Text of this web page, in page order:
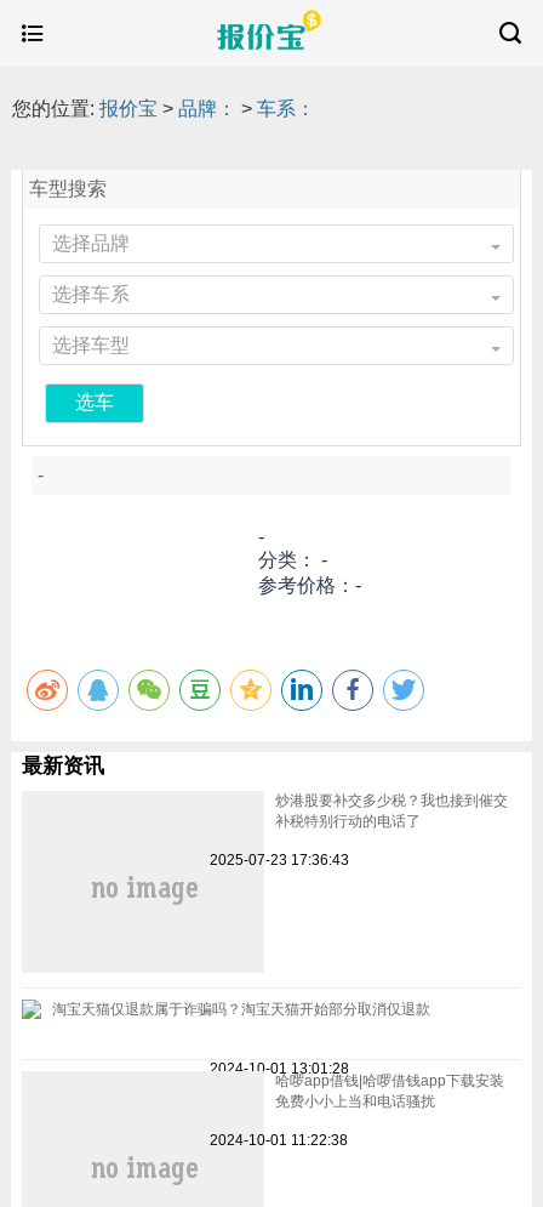
您的位置: 报价宝 > 品牌： > 车系：
车型搜索
选择品牌
选择车系
选择车型
选车
-
-
分类： -
参考价格：-
最新资讯
炒港股要补交多少税？我也接到催交
补税特别行动的电话了
2025-07-23 17:36:43
淘宝天猫仅退款属于诈骗吗？淘宝天猫开始部分取消仅退款
2024-10-01 13:01:28
哈啰app借钱|哈啰借钱app下载安装
免费小小上当和电话骚扰
2024-10-01 11:22:38